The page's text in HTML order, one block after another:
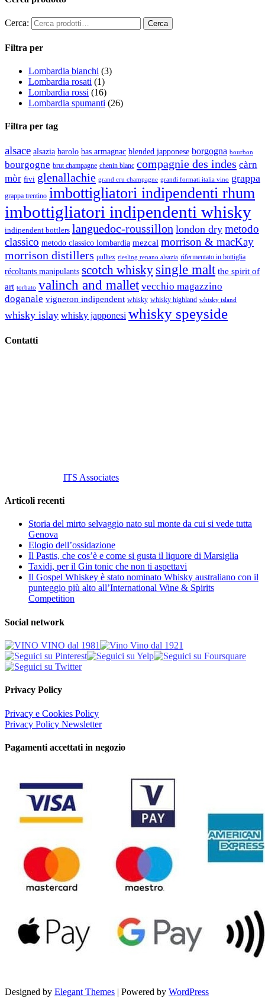
Cerca:
Filtra per
Lombardia bianchi (3)
Lombardia rosati (1)
Lombardia rossi (16)
Lombardia spumanti (26)
Filtra per tag
alsace alsazia barolo bas armagnac blended japponese borgogna bourbon
bourgogne brut champagne chenin blanc compagnie des indes càrn
mòr fivi glenallachie grand cru champagne grandi formati italia vino grappa
grappa trentino imbottigliatori indipendenti rhum
imbottigliatori indipendenti whisky
indipendent bottlers languedoc-roussillon london dry metodo
classico metodo classico lombardia mezcal morrison & macKay
morrison distillers pulltex riesling renano alsazia rifermentato in bottiglia
récoltants manipulants scotch whisky single malt the spirit of
art torbato valinch and mallet vecchio magazzino
doganale vigneron indipendent whisky whisky highland whisky island
whisky islay whisky japponesi whisky speyside
Contatti
ITS Associates
Articoli recenti
Storia del mirto selvaggio nato sul monte da cui si vede tutta
Genova
Elogio dell’ossidazione
Il Pastis, che cos’è e come si gusta il liquore di Marsiglia
Taxidi, per il Gin tonic che non ti aspettavi
Il Gospel Whiskey è stato nominato Whisky australiano con il
punteggio più alto all’International Wine & Spirits
Competition
Social network
Privacy Policy
Privacy e Cookies Policy
Privacy Policy Newsletter
Pagamenti accettati in negozio
Designed by Elegant Themes | Powered by WordPress